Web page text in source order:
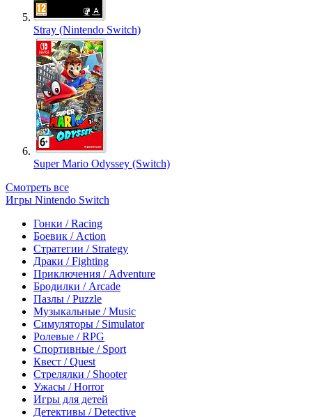
Stray (Nintendo Switch)
Super Mario Odyssey (Switch)
Смотреть все
Игры Nintendo Switch
Гонки / Racing
Боевик / Action
Стратегии / Strategy
Драки / Fighting
Приключения / Adventure
Бродилки / Arcade
Пазлы / Puzzle
Музыкальные / Music
Симуляторы / Simulator
Ролевые / RPG
Спортивные / Sport
Квест / Quest
Стрелялки / Shooter
Ужасы / Horror
Игры для детей
Детективы / Detective